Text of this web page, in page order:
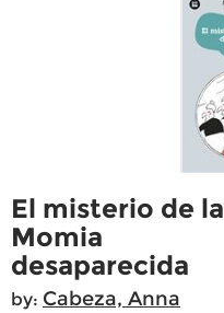
El misterio de la
Momia
desaparecida
by: Cabeza, Anna